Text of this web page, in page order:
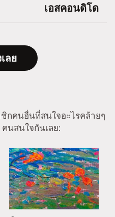
เอสคอนดิโด
ลย
กคนอื่นที่สนใจอะไรคล้ายๆ
นสนใจกันเลย: